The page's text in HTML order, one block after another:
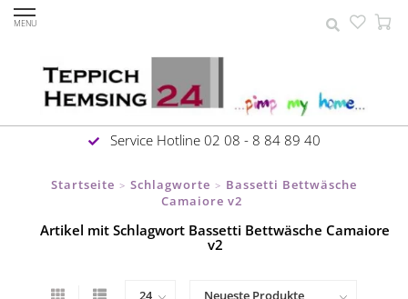
MENU
Service Hotline 02 08 - 8 84 89 40
Startseite > Schlagworte > Bassetti Bettwäsche
Camaiore v2
Artikel mit Schlagwort Bassetti Bettwäsche Camaiore
v2